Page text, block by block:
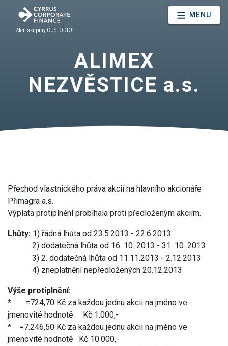
člen skupiny CUSTODIO
MENU
ALIMEX
NEZVĚSTICE a.s.
Přechod vlastnického práva akcií na hlavního akcionáře
Přimagra a.s.
Výplata protiplnění probíhala proti předloženým akciím.
Lhůty: 1) řádná lhůta od 23.5.2013 - 22.6.2013
2) dodatečná lhůta od 16. 10. 2013 - 31. 10. 2013
3) 2. dodatečná lhůta od 11.11.2013 - 2.12.2013
4) zneplatnění nepředložených 20.12.2013
Výše protiplnění:
* =724,70 Kč za každou jednu akcii na jméno ve
jmenovité hodnotě Kč 1.000,-
* =7.246,50 Kč za každou jednu akcii na jméno ve
jmenovité hodnotě Kč 10.000,-